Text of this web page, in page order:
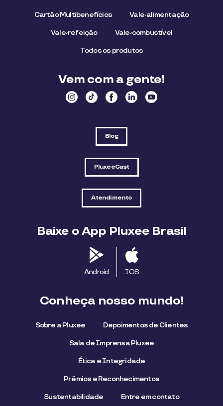
Cartão Multibenefícios Vale-alimentação
Vale-refeição Vale-combustível
Todos os produtos
Vem com a gente!
Blog
PluxeeCast
Atendimento
Baixe o App Pluxee Brasil
Android IOS
Conheça nosso mundo!
Sobre a Pluxee Depoimentos de Clientes
Sala de Imprensa Pluxee
Ética e Integridade
Prêmios e Reconhecimentos
Sustentabilidade Entre em contato